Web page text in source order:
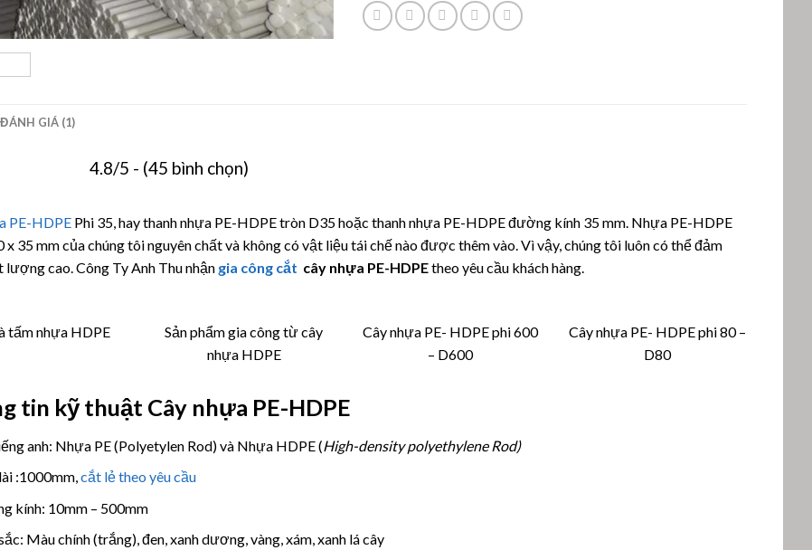
ĐÁNH GIÁ (1)
4.8/5 - (45 bình chọn)
PE-HDPE Phi 35, hay thanh nhựa PE-HDPE tròn D35 hoặc thanh nhựa PE-HDPE đường kính 35 mm. Nhựa PE-HDPE
x 35 mm của chúng tôi nguyên chất và không có vật liệu tái chế nào được thêm vào. Vì vậy, chúng tôi luôn có thể đảm
lượng cao. Công Ty Anh Thu nhận gia công cắt cây nhựa PE-HDPEtheo yêu cầu khách hàng.
tấm nhựa HDPE
Sản phẩm gia công từ cây
nhựa HDPE
Cây nhựa PE- HDPE phi 600
– D600
Cây nhựa PE- HDPE phi 80 –
D80
tin kỹ thuật Cây nhựa PE-HDPE
anh: Nhựa PE (Polyetylen Rod) và Nhựa HDPE (High-density polyethylene Rod)
:1000mm,cắt lẻ theo yêu cầu
kính: 10mm – 500mm
Màu chính (trắng), đen, xanh dương, vàng, xám, xanh lá cây